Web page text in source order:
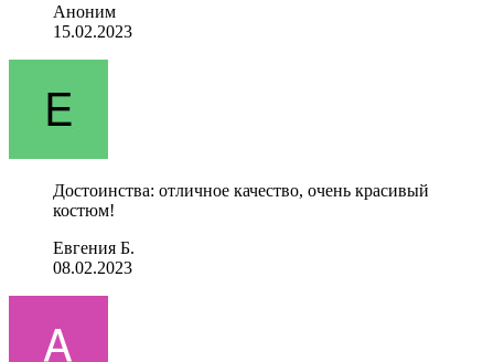
Аноним
15.02.2023
Достоинства: отличное качество, очень красивый
костюм!
Евгения Б.
08.02.2023